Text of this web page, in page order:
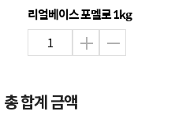
리얼베이스 포멜로 1kg
총 합계 금액